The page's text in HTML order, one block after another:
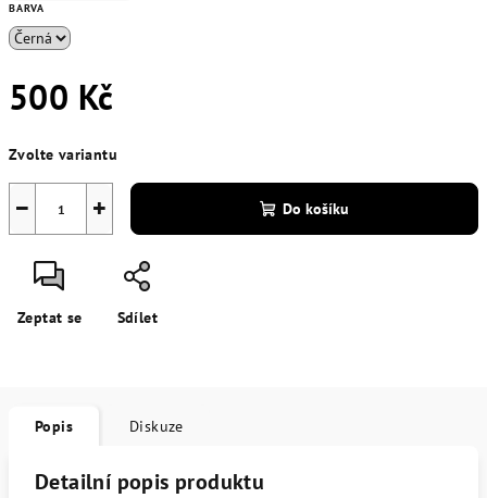
BARVA
500 Kč
cena:
Zvolte variantu
+
− Do košíku
Zeptat se Sdílet
Popis Diskuze
Detailní popis produktu